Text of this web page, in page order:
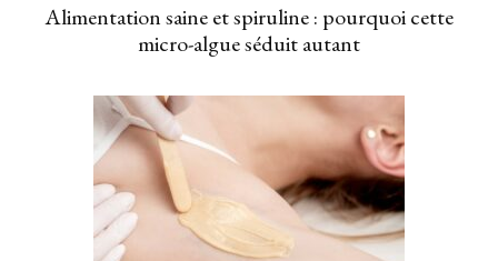
Alimentation saine et spiruline : pourquoi cette
micro-algue séduit autant